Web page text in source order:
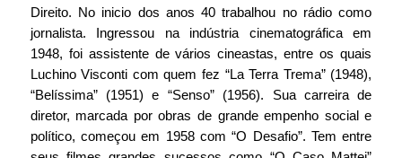
Direito. No inicio dos anos 40 trabalhou no rádio como
jornalista. Ingressou na indústria cinematográfica em
1948, foi assistente de vários cineastas, entre os quais
Luchino Visconti com quem fez “La Terra Trema” (1948),
“Belíssima” (1951) e “Senso” (1956). Sua carreira de
diretor, marcada por obras de grande empenho social e
político, começou em 1958 com “O Desafio”. Tem entre